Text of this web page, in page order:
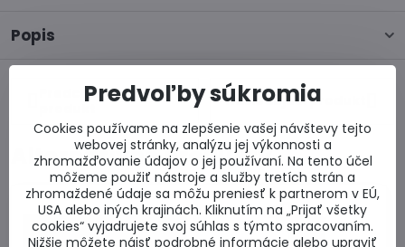
Popis
Predchádzajúci
Nasledujúci produkt
Alternatívne produkty
Predvoľby súkromia
Cookies používame na zlepšenie vašej návštevy tejto
webovej stránky, analýzu jej výkonnosti a
zhromažďovanie údajov o jej používaní. Na tento účel
môžeme použiť nástroje a služby tretích strán a
zhromaždené údaje sa môžu preniesť k partnerom v EÚ,
USA alebo iných krajinách. Kliknutím na „Prijať všetky
cookies“ vyjadrujete svoj súhlas s týmto spracovaním.
Nižšie môžete nájsť podrobné informácie alebo upraviť